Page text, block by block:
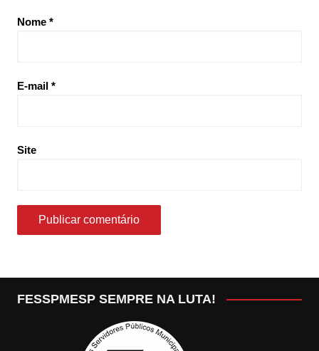
Nome *
E-mail *
Site
FESSPMESP SEMPRE NA LUTA!